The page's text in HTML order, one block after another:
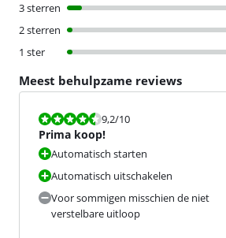
3 sterren
2 sterren
1 ster
Meest behulpzame reviews
Beoordeling is 9,2 van de 10.
9,2/10
Prima koop!
Automatisch starten
Automatisch uitschakelen
Voor sommigen misschien de niet
verstelbare uitloop